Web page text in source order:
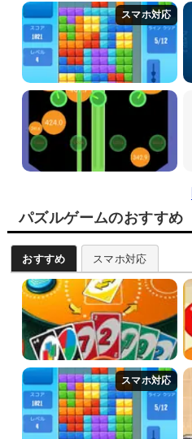
パズルゲームのおすすめ
おすすめ スマホ対応